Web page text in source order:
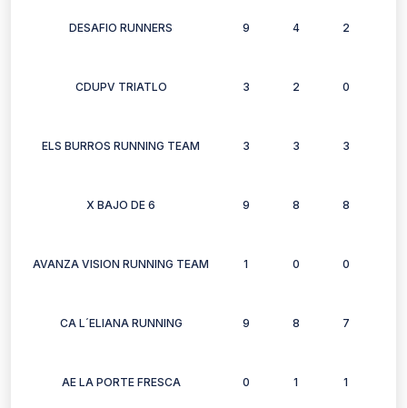
DESAFIO RUNNERS 9 4 2
CDUPV TRIATLO 3 2 0
ELS BURROS RUNNING TEAM 3 3 3
X BAJO DE 6 9 8 8
AVANZA VISION RUNNING TEAM 1 0 0
CA L´ELIANA RUNNING 9 8 7
AE LA PORTE FRESCA 0 1 1